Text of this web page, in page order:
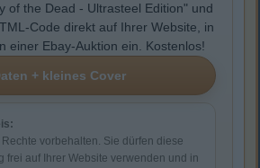
of the Dead - Ultrasteel Edition" und
Code direkt auf Ihrer Website, in
einer Ebay-Auktion ein. Kostenlos!
vorbehalten. Sie dürfen diese
frei auf Ihrer Website verwenden und in